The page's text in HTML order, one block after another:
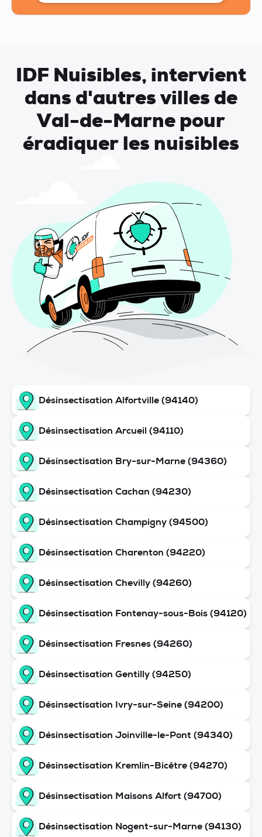
IDF Nuisibles, intervient
dans d'autres villes de
Val-de-Marne pour
éradiquer les nuisibles
Désinsectisation Alfortville (94140)
Désinsectisation Arcueil (94110)
Désinsectisation Bry-sur-Marne (94360)
Désinsectisation Cachan (94230)
Désinsectisation Champigny (94500)
Désinsectisation Charenton (94220)
Désinsectisation Chevilly (94260)
Désinsectisation Fontenay-sous-Bois (94120)
Désinsectisation Fresnes (94260)
Désinsectisation Gentilly (94250)
Désinsectisation Ivry-sur-Seine (94200)
Désinsectisation Joinville-le-Pont (94340)
Désinsectisation Kremlin-Bicêtre (94270)
Désinsectisation Maisons Alfort (94700)
Désinsectisation Nogent-sur-Marne (94130)